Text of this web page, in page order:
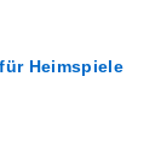
Heimspiele